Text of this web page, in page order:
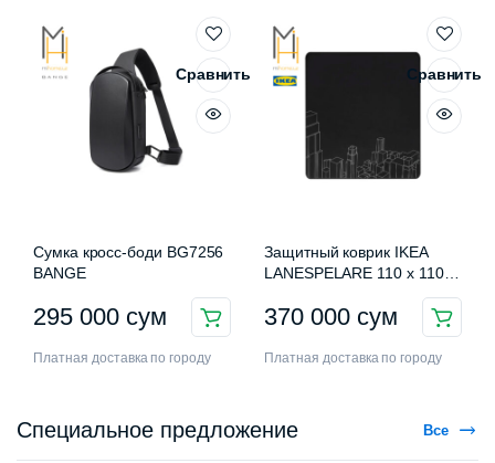
Сравнить
Сумка кросс-боди BG7256
BANGE
295 000 сум
Платная доставка по городу
Сравнить
Защитный коврик IKEA
LANESPELARE 110 x 110
370 000 сум
Платная доставка по городу
Специальное предложение Все